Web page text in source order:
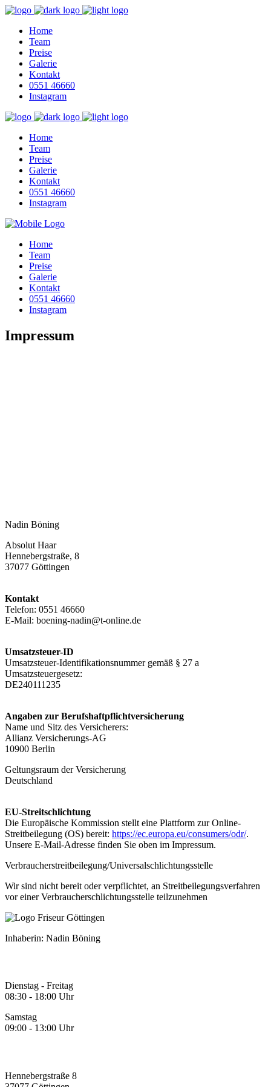
Home
Team
Preise
Galerie
Kontakt
0551 46660
Instagram
Home
Team
Preise
Galerie
Kontakt
0551 46660
Instagram
Home
Team
Preise
Galerie
Kontakt
0551 46660
Instagram
Impressum
Nadin Böning
Absolut Haar
Hennebergstraße, 8
37077 Göttingen
Kontakt
Telefon: 0551 46660
E-Mail: boening-nadin@t-online.de
Umsatzsteuer-ID
Umsatzsteuer-Identifikationsnummer gemäß § 27 a
Umsatzsteuergesetz:
DE240111235
Angaben zur Berufs­haftpflicht­versicherung
Name und Sitz des Versicherers:
Allianz Versicherungs-AG
10900 Berlin
Geltungsraum der Versicherung
Deutschland
EU-Streitschlichtung
Die Europäische Kommission stellt eine Plattform zur Online-
Streitbeilegung (OS) bereit: https://ec.europa.eu/consumers/odr/.
Unsere E-Mail-Adresse finden Sie oben im Impressum.
Verbraucher­streit­beilegung/Universal­schlichtungs­stelle
Wir sind nicht bereit oder verpflichtet, an Streitbeilegungsverfahren
vor einer Verbraucherschlichtungsstelle teilzunehmen
Inhaberin: Nadin Böning
Dienstag - Freitag
08:30 - 18:00 Uhr
Samstag
09:00 - 13:00 Uhr
Hennebergstraße 8